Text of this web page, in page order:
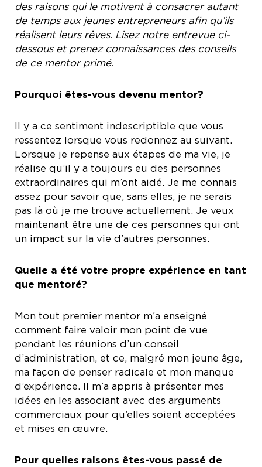
des raisons qui le motivent à consacrer autant
de temps aux jeunes entrepreneurs afin qu’ils
réalisent leurs rêves. Lisez notre entrevue ci-
dessous et prenez connaissances des conseils
de ce mentor primé.
Pourquoi êtes-vous devenu mentor?
Il y a ce sentiment indescriptible que vous
ressentez lorsque vous redonnez au suivant.
Lorsque je repense aux étapes de ma vie, je
réalise qu’il y a toujours eu des personnes
extraordinaires qui m’ont aidé. Je me connais
assez pour savoir que, sans elles, je ne serais
pas là où je me trouve actuellement. Je veux
maintenant être une de ces personnes qui ont
un impact sur la vie d’autres personnes.
Quelle a été votre propre expérience en tant
que mentoré?
Mon tout premier mentor m’a enseigné
comment faire valoir mon point de vue
pendant les réunions d’un conseil
d’administration, et ce, malgré mon jeune âge,
ma façon de penser radicale et mon manque
d’expérience. Il m’a appris à présenter mes
idées en les associant avec des arguments
commerciaux pour qu’elles soient acceptées
et mises en œuvre.
Pour quelles raisons êtes-vous passé de